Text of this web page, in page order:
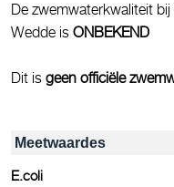
De zwemwaterkwaliteit
Wedde is ONBEKEND
Dit is geen officiële
Meetwaardes
E.coli